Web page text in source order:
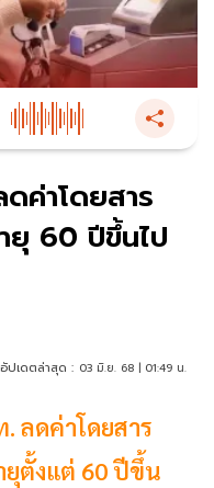
ค่าโดยสาร
ยุ 60 ปีขึ้นไป
อัปเดตล่าสุด : 03 มิ.ย. 68 | 01:49 น.
ลดค่าโดยสาร
ยุตั้งแต่ 60 ปีขึ้น